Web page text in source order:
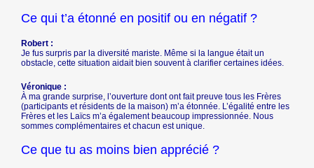
Ce qui t’a étonné en positif ou en négatif ?
Robert :
Je fus surpris par la diversité mariste. Même si la langue était un
obstacle, cette situation aidait bien souvent à clarifier certaines idées.
Véronique :
À ma grande surprise, l’ouverture dont ont fait preuve tous les Frères
(participants et résidents de la maison) m’a étonnée. L’égalité entre les
Frères et les Laïcs m’a également beaucoup impressionnée. Nous
sommes complémentaires et chacun est unique.
Ce que tu as moins bien apprécié ?